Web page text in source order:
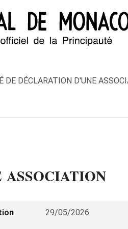
DE DÉCLARATION D'UNE
ASSOCIATION
29/05/2026